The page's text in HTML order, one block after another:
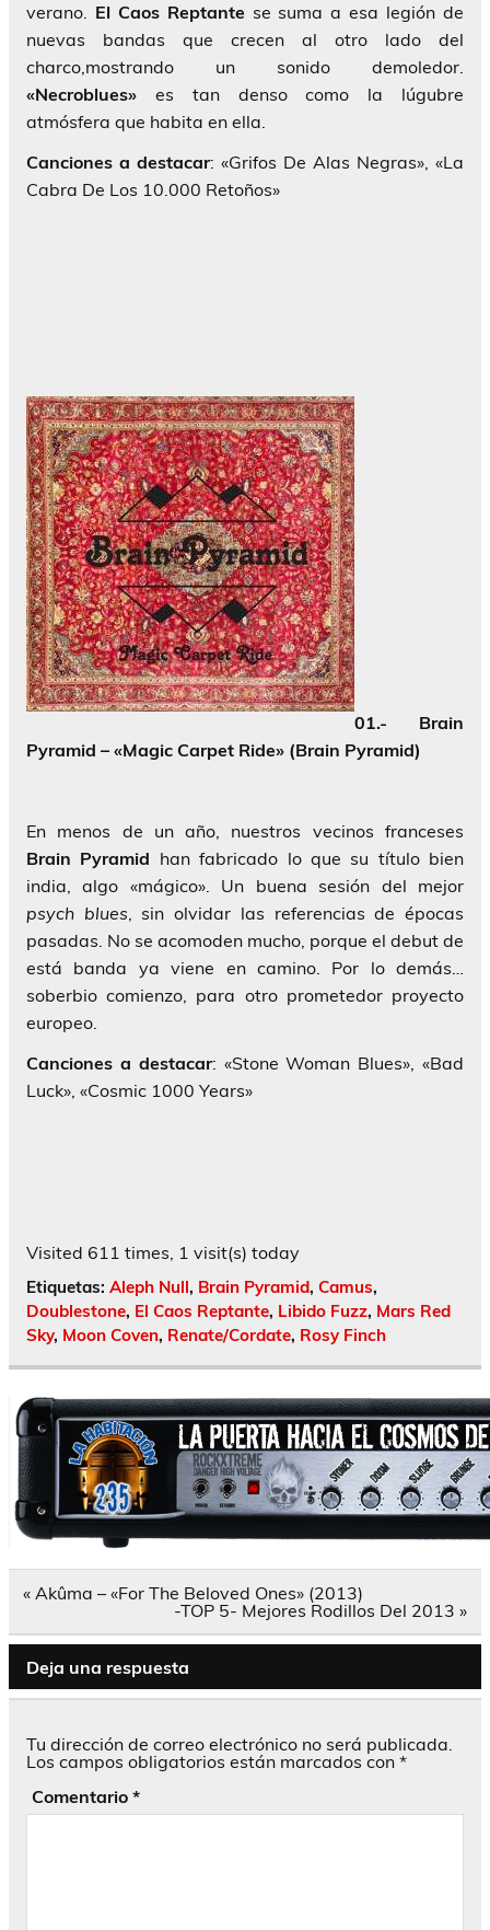
verano. El Caos Reptante se suma a esa legión de
nuevas bandas que crecen al otro lado del
charco,mostrando un sonido demoledor.
«Necroblues» es tan denso como la lúgubre
atmósfera que habita en ella.
Canciones a destacar: «Grifos De Alas Negras», «La
Cabra De Los 10.000 Retoños»
01.- Brain
Pyramid – «Magic Carpet Ride» (Brain Pyramid)
En menos de un año, nuestros vecinos franceses
Brain Pyramid han fabricado lo que su título bien
india, algo «mágico». Un buena sesión del mejor
psych blues, sin olvidar las referencias de épocas
pasadas. No se acomoden mucho, porque el debut de
está banda ya viene en camino. Por lo demás…
soberbio comienzo, para otro prometedor proyecto
europeo.
Canciones a destacar: «Stone Woman Blues», «Bad
Luck», «Cosmic 1000 Years»
Visited 611 times, 1 visit(s) today
Etiquetas: Aleph Null, Brain Pyramid, Camus,
Doublestone, El Caos Reptante, Libido Fuzz, Mars Red
Sky, Moon Coven, Renate/Cordate, Rosy Finch
Navegación
« Akûma – «For The Beloved Ones» (2013)
-TOP 5- Mejores Rodillos Del 2013 »
Deja una respuesta
Tu dirección de correo electrónico no será publicada.
Los campos obligatorios están marcados con *
Comentario *